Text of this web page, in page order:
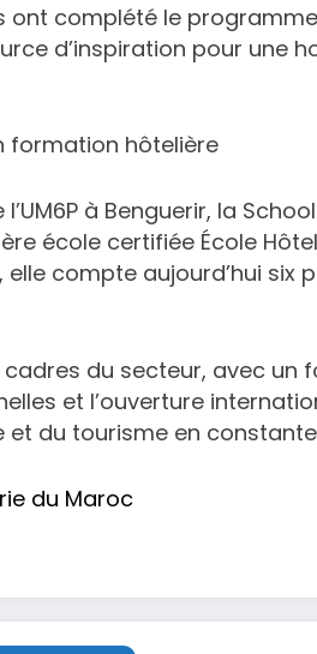
ont complété le
d’inspiration pour une
formation hôtelière
à Benguerir, la
école certifiée École
elle compte aujourd’hui six
du secteur, avec un
et l’ouverture
et du tourisme en
du Maroc